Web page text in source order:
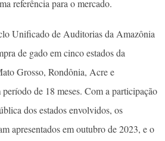
referência para o mercado.
Unificado de Auditorias da Amazônia
de gado em cinco estados da
Grosso, Rondônia, Acre e
de 18 meses. Com a participação
dos estados envolvidos, os
apresentados em outubro de 2023, e o